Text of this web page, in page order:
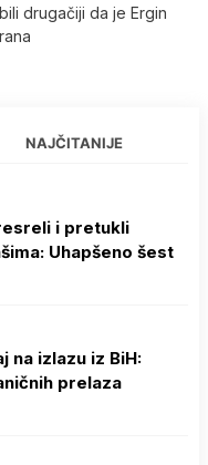
drugačiji da je Ergin
NAJČITANIJE
i pretukli
Uhapšeno šest
na izlazu iz BiH:
prelaza